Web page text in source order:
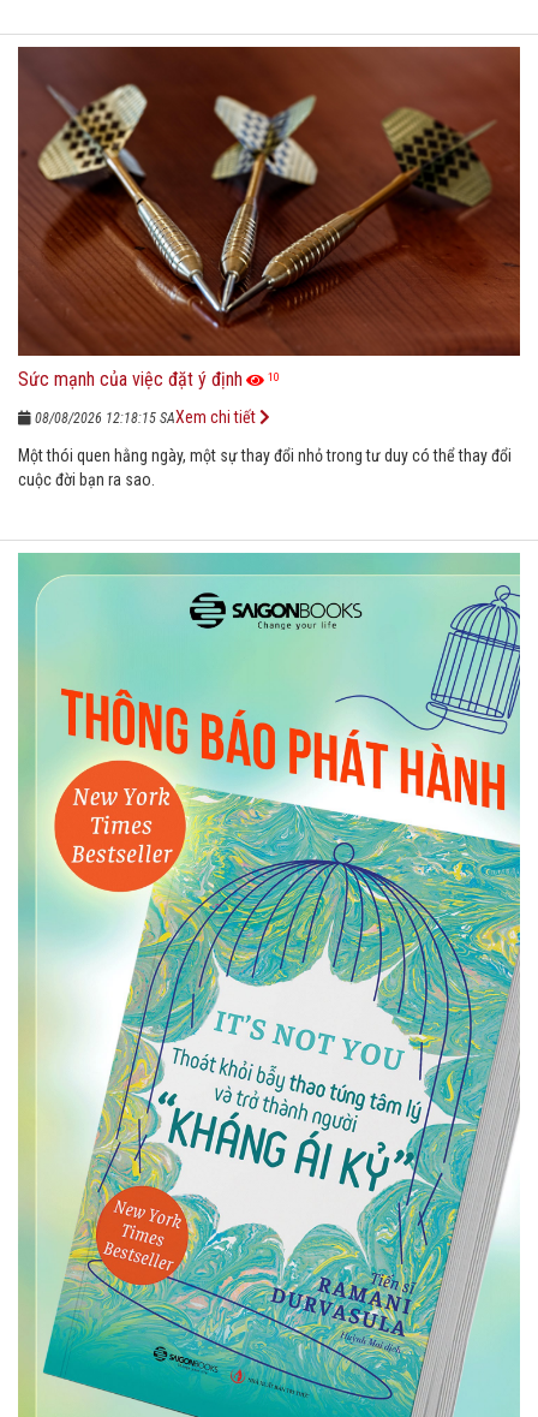
Sức mạnh của việc đặt ý định 10
08/08/2026 12:18:15 SA
Một thói quen hằng ngày, một sự thay đổi nhỏ trong tư duy có thể thay đổi
cuộc đời bạn ra sao.
Xem chi tiết